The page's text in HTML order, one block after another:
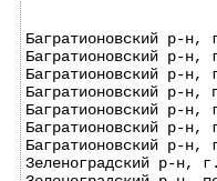
Багратионовский
Багратионовский
Багратионовский
Багратионовский
Багратионовский р-
Багратионовский
Багратионовский
Зеленоградский р-